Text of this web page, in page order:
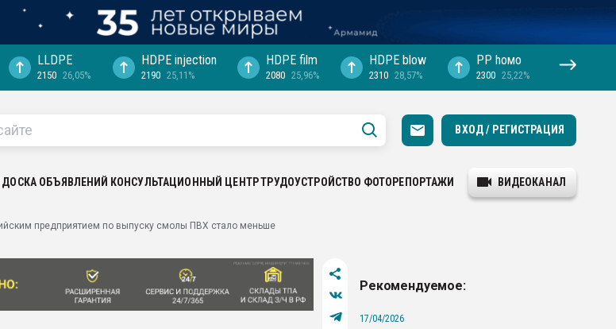
LLDPE
2150 26,05%
HDPE injection
2190 25,11%
HDPE film
2080 25,96%
HDPE blow
2310 28,57%
PP hомо
2300 25,22%
ВХОД / РЕГИСТРАЦИЯ
ДОСКА ОБЪЯВЛЕНИЙ КОНСУЛЬТАЦИОННЫЙ ЦЕНТРТРУДОУСТРОЙСТВО ФОТОРЕПОРТАЖИ ВИДЕОКАНАЛ
предприятием по выпуску смолы ПВХ стало меньше
Рекомендуемое:
17/04/2026